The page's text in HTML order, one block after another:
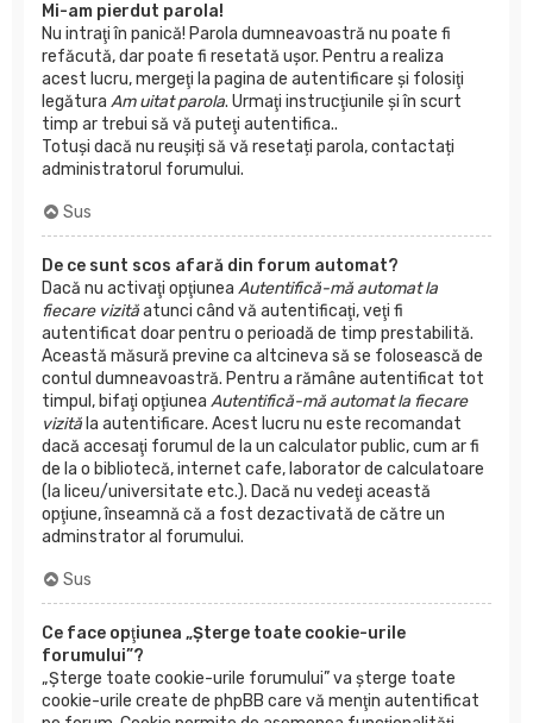
Mi-am pierdut parola!
Nu intraţi în panică! Parola dumneavoastră nu poate fi
refăcută, dar poate fi resetată uşor. Pentru a realiza
acest lucru, mergeţi la pagina de autentificare şi folosiţi
legătura Am uitat parola. Urmaţi instrucţiunile şi în scurt
timp ar trebui să vă puteţi autentifica..
Totuși dacă nu reușiți să vă resetați parola, contactați
administratorul forumului.
Sus
De ce sunt scos afară din forum automat?
Dacă nu activaţi opţiunea Autentifică-mă automat la
fiecare vizităatunci când vă autentificaţi, veţi fi
autentificat doar pentru o perioadă de timp prestabilită.
Această măsură previne ca altcineva să se folosească de
contul dumneavoastră. Pentru a rămâne autentificat tot
timpul, bifaţi opţiunea Autentifică-mă automat la fiecare
vizită la autentificare. Acest lucru nu este recomandat
dacă accesaţi forumul de la un calculator public, cum ar fi
de la o bibliotecă, internet cafe, laborator de calculatoare
(la liceu/universitate etc.). Dacă nu vedeţi această
opţiune, înseamnă că a fost dezactivată de către un
adminstrator al forumului.
Sus
Ce face opţiunea „Şterge toate cookie-urile
forumului”?
„Şterge toate cookie-urile forumului” va şterge toate
cookie-urile create de phpBB care vă menţin autentificat